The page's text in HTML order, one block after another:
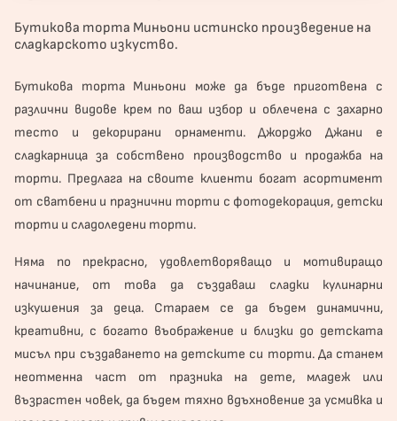
Бутикова торта Миньони истинско произведение на
сладкарското изкуство.
Бутикова тортаМиньони може да бъде приготвена с
различни видове крем по ваш избор и облечена с захарно
тесто и декорирани орнаменти. Джорджо Джани е
сладкарница за собствено производство и продажба на
торти. Предлага на своите клиенти богат асортимент
от сватбени и празнични торти с фотодекорация, детски
торти и сладоледени торти.
Няма по прекрасно, удовлетворяващо и мотивиращо
начинание, от това да създаваш сладки кулинарни
изкушения за деца. Стараем се да бъдем динамични,
креативни, с богато въображение и близки до детската
мисъл при създаването на детските си торти. Да станем
неотменна част от празника на дете, младеж или
възрастен човек, да бъдем тяхно вдъхновение за усмивка и